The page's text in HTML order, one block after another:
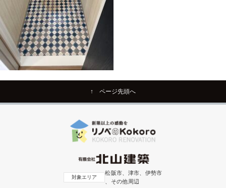
↑ ページ先頭へ
対象エリア
松阪市、津市、伊勢市
、その他周辺